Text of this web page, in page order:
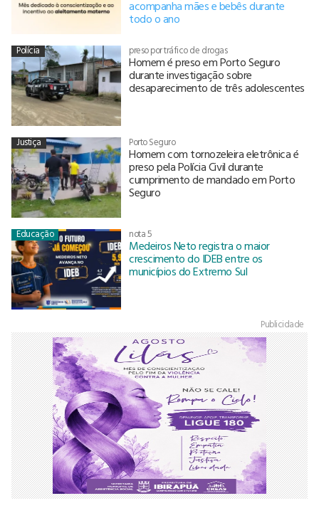
acompanha mães e bebês durante
todo o ano
Polícia preso por tráfico de drogas
Homem é preso em Porto Seguro
durante investigação sobre
desaparecimento de três adolescentes
Justiça Porto Seguro
Homem com tornozeleira eletrônica é
preso pela Polícia Civil durante
cumprimento de mandado em Porto
Seguro
Educação nota 5
Medeiros Neto registra o maior
crescimento do IDEB entre os
municípios do Extremo Sul
Publicidade